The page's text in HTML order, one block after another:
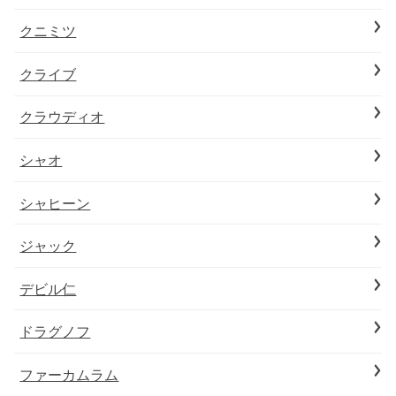
クニミツ
クライブ
クラウディオ
シャオ
シャヒーン
ジャック
デビル仁
ドラグノフ
ファーカムラム